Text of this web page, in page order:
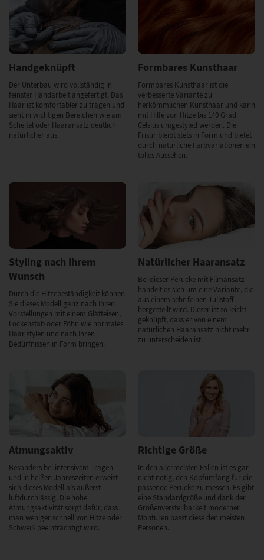
Handgeknüpft
Der Unterbau wird vollständig in
feinster Handarbeit angefertigt. Das
Haar ist komfortabler zu tragen und
sieht in wichtigen Bereichen wie am
Scheitel oder Haaransatz deutlich
natürlicher aus.
Formbares Kunsthaar
Formbares Kunsthaar ist die
verbesserte Variante zu
herkömmlichen Kunsthaar und kann
mit Hilfe von Hitze bis 140 Grad
Celsius umgestyled werden. Die
Frisur bleibt stets in Form und bietet
durch natürliche Farbvariationen ein
tolles Aussehen.
Styling nach Ihrem
Wunsch
Durch die Hitzebeständigkeit können
Sie dieses Modell ganz nach Ihren
Vorstellungen mit einem Glätteisen,
Lockenstab oder Föhn wie normales
Haar stylen und nach Ihren
Bedürfnissen in Form bringen.
Natürlicher Haaransatz
Bei dieser Perücke mit Filmansatz
handelt es sich um eine Variante, die
aus einem sehr feinen Tüllstoff
hergestellt wird. Dieser ist so leicht
geknüpft, dass er von einem
natürlichen Haaransatz nicht mehr
zu unterscheiden ist.
Atmungsaktiv
Besonders bei intensivem Tragen
und in heißen Jahreszeiten erweist
sich dieses Modell als äußerst
luftdurchlässig. Die hohe
Atmungsaktivität sorgt dafür, dass
man weniger schnell von Hitze oder
Schweiß beeinträchtigt wird.
Richtige Größe
In den allermeisten Fällen ist es gar
nicht nötig, den Kopfumfang für die
passende Perücke zu messen. Es gibt
eine Standardgröße und dank der
Größenverstellbarkeit moderner
Monturen passt diese den meisten
Personen.